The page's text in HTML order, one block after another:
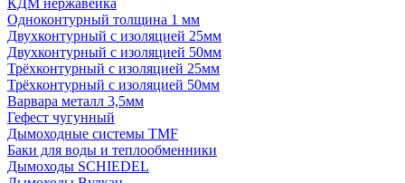
КДМ нержавейка
Одноконтурный толщина 1 мм
Двухконтурный с изоляцией 25мм
Двухконтурный с изоляцией 50мм
Трёхконтурный с изоляцией 25мм
Трёхконтурный с изоляцией 50мм
Варвара металл 3,5мм
Гефест чугунный
Дымоходные системы TMF
Баки для воды и теплообменники
Дымоходы SCHIEDEL